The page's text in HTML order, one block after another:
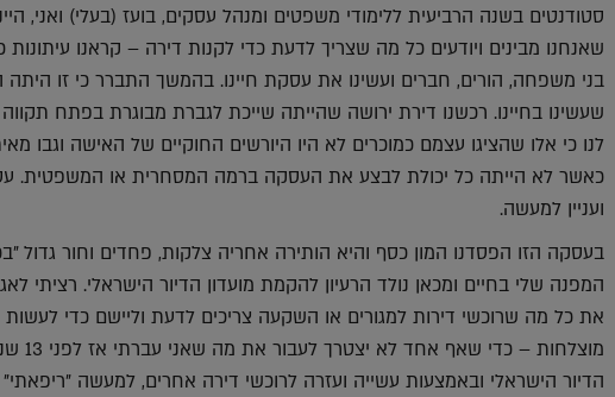
סטודנטים בשנה הרביעית ללימודי משפטים ומנהל עסקים, בועז (בעלי) ואני,
שאנחנו מבינים ויודעים כל מה שצריך לדעת כדי לקנות דירה – קראנו עיתונות
בני משפחה, הורים, חברים ועשינו את עסקת חיינו. בהמשך התברר כי זו
שעשינו בחיינו. רכשנו דירת ירושה שהייתה שייכת לגברת מבוגרת בפתח
לנו כי אלו שהציגו עצמם כמוכרים לא היו היורשים החוקיים של האישה וגבו
כאשר לא הייתה כל יכולת לבצע את העסקה ברמה המסחרית או המשפטית.
ועניין למעשה.
בעסקה הזו הפסדנו המון כסף והיא הותירה אחריה צלקות, פחדים וחור גדול
המפנה שלי בחיים ומכאן נולד הרעיון להקמת מועדון הדיור הישראלי. רציתי
את כל מה שרוכשי דירות למגורים או השקעה צריכים לדעת וליישם כדי
הדיור הישראלי ובאמצעות עשייה ועזרה לרוכשי דירה אחרים, למעשה